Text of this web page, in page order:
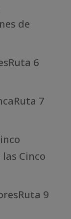
de
6
7
Cinco
9